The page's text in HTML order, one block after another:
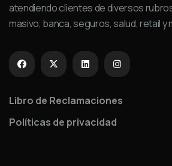
atendiendo clientes de diversos
masivo, banca, seguros, salud, retail y
Libro de Reclamaciones
Políticas de privacidad